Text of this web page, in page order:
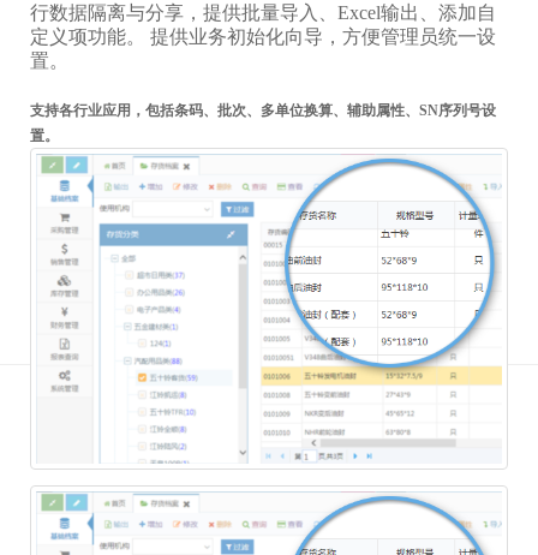
行数据隔离与分享，提供批量导入、Excel输出、添加自
定义项功能。 提供业务初始化向导，方便管理员统一设
置。
支持各行业应用，包括条码、批次、多单位换算、辅助属性、SN序列号设
置。